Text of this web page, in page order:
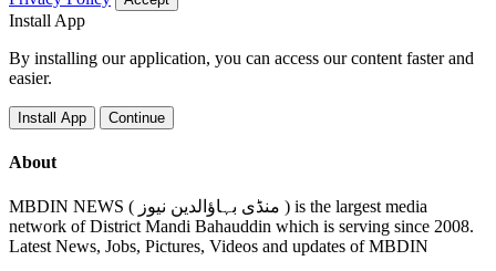
Install App
By installing our application, you can access our content faster and
easier.
Install App Continue
About
MBDIN NEWS ( منڈی بہاؤالدین نیوز ) is the largest media
network of District Mandi Bahauddin which is serving since 2008.
Latest News, Jobs, Pictures, Videos and updates of MBDIN